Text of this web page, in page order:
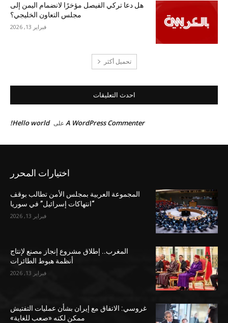
هل دعا تركي الفيصل مؤخرًا لانضمام اليمن إلى
مجلس التعاون الخليجي؟
فبراير 13, 2026
تحميل أكثر
احدث التعليقات
A WordPress Commenter على Hello world!
اختيارات المحرر
المجموعة العربية بمجلس الأمن تطالب بوقف
“انتهاكات إسرائيل” في سوريا
فبراير 13, 2026
المغرب.. إطلاق مشروع إنجاز مصنع لإنتاج
أنظمة هبوط الطائرات
فبراير 13, 2026
غروسي: الاتفاق مع إيران بشأن عمليات التفتيش
ممكن لكنه «صعب للغاية»